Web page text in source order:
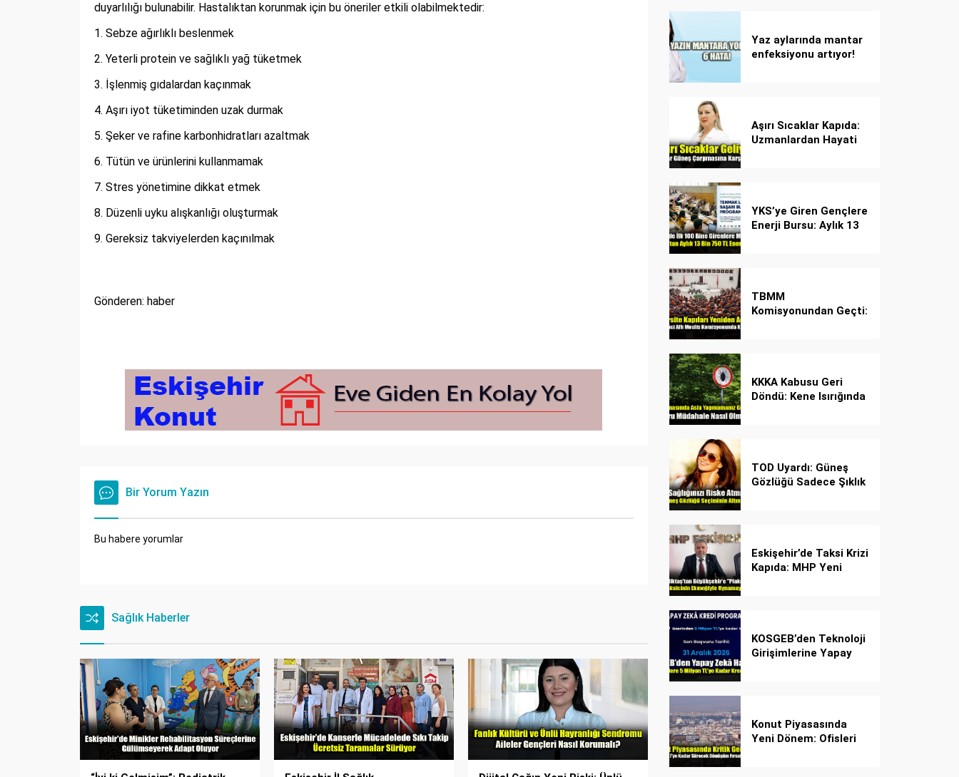
duyarlılığı bulunabilir. Hastalıktan korunmak için bu öneriler etkili olabilmektedir:
Sebze ağırlıklı beslenmek
Yeterli protein ve sağlıklı yağ tüketmek
İşlenmiş gıdalardan kaçınmak
Aşırı iyot tüketiminden uzak durmak
Şeker ve rafine karbonhidratları azaltmak
Tütün ve ürünlerini kullanmamak
Stres yönetimine dikkat etmek
Düzenli uyku alışkanlığı oluşturmak
Gereksiz takviyelerden kaçınılmak
Gönderen: haber
Bir Yorum Yazın
Bu habere yorumlar
Sağlık Haberler
Yaz aylarında mantar
enfeksiyonu artıyor!
Aşırı Sıcaklar Kapıda:
Uzmanlardan Hayati
YKS’ye Giren Gençlere
Enerji Bursu: Aylık 13
TBMM
Komisyonundan Geçti:
KKKA Kabusu Geri
Döndü: Kene Isırığında
TOD Uyardı: Güneş
Gözlüğü Sadece Şıklık
Eskişehir’de Taksi Krizi
Kapıda: MHP Yeni
KOSGEB’den Teknoloji
Girişimlerine Yapay
Konut Piyasasında
Yeni Dönem: Ofisleri